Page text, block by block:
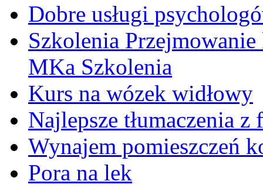
Dobre usługi
Szkolenia
MKa Szkolenia
Kurs na wózek widłowy
Najlepsze tłumaczenia
Wynajem pomieszczeń
Pora na lek